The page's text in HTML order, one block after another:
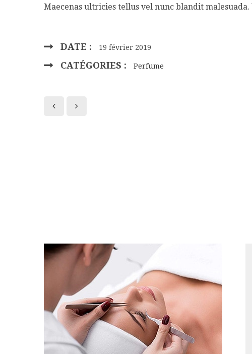
Maecenas ultricies tellus vel nunc blandit
DATE : 19 février 2019
CATÉGORIES : Perfume